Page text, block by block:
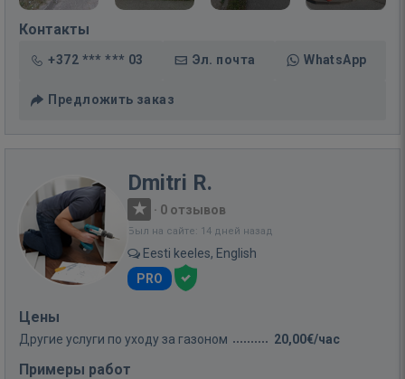
Контакты
+372 *** *** 03 Эл. почта WhatsApp
Предложить заказ
Dmitri R.
· 0 отзывов
Был на сайте: 14 дней назад
Eesti keeles, English
PRO
Цены
Другие услуги по уходу за газоном 20,00€/час
Примеры работ